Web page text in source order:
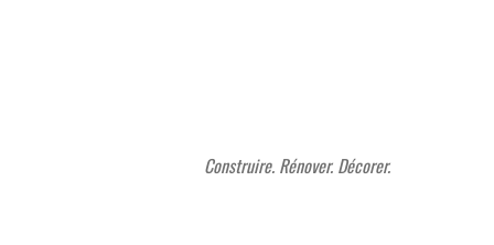
Construire. Rénover. Décorer.